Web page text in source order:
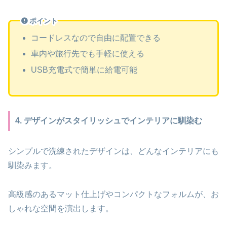
ポイント
コードレスなので自由に配置できる
車内や旅行先でも手軽に使える
USB充電式で簡単に給電可能
4. デザインがスタイリッシュでインテリアに馴染む
シンプルで洗練されたデザインは、どんなインテリアにも
馴染みます。
高級感のあるマット仕上げやコンパクトなフォルムが、お
しゃれな空間を演出します。